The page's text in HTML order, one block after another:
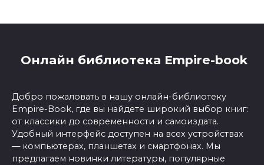
Онлайн библиотека Empire-book
Добро пожаловать в нашу онлайн-библиотеку
Empire-Book, где вы найдете широкий выбор книг:
от классики до современности и самоиздата.
Удобный интерфейс доступен на всех устройствах
— компьютерах, планшетах и смартфонах. Мы
предлагаем новинки литературы, популярные